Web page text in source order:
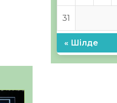
31
« Шілде